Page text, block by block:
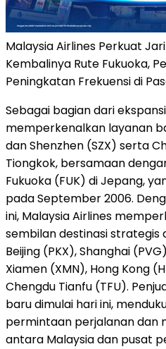
Malaysia Airlines Perkuat
Kembalinya Rute Fukuoka,
Peningkatan Frekuensi di
Sebagai bagian dari
memperkenalkan layanan
dan Shenzhen (SZX) serta
Tiongkok, bersamaan
Fukuoka (FUK) di Jepang,
pada September 2006.
ini, Malaysia Airlines
sembilan destinasi strategis
Beijing (PKX), Shanghai
Xiamen (XMN), Hong Kong
Chengdu Tianfu (TFU).
baru dimulai hari ini,
permintaan perjalanan dan
antara Malaysia dan pusat